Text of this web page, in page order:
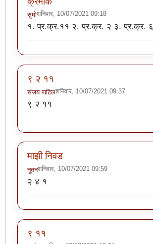
सुमोशनिवार, 10/07/2021 09:18
१. प्र.क्र.११ २. प्र.क्र. २ ३. प्र.क्र. ६
९ २ ११
संजय पाटिलशनिवार, 10/07/2021 09:37
९ २ ११
माझी निवड
नूतनशनिवार, 10/07/2021 09:59
२ ४ १
९ ११